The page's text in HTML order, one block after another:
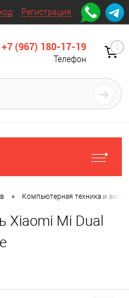
Регистрация
+7 (967) 180-17-19
Телефон
0
• Компьютерная техника и
Mi Dual